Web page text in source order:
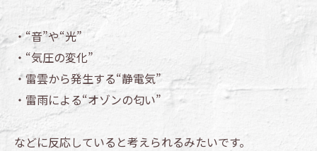
・“音”や“光”
・“気圧の変化”
・雷雲から発生する“静電気”
・雷雨による“オゾンの匂い”
などに反応していると考えられるみたいです。